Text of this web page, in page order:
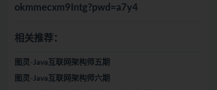
okmmecxm9Intg?pwd=a7y4
相关推荐：
图灵-Java互联网架构师五期
图灵-Java互联网架构师六期